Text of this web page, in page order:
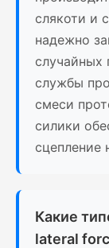
слякоти и
надежно
случайных
службы
смеси
силики
сцепление
Какие
lateral